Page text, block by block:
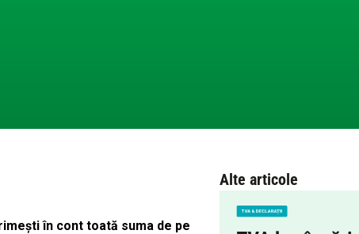
în cont toată suma de pe
Alte articole